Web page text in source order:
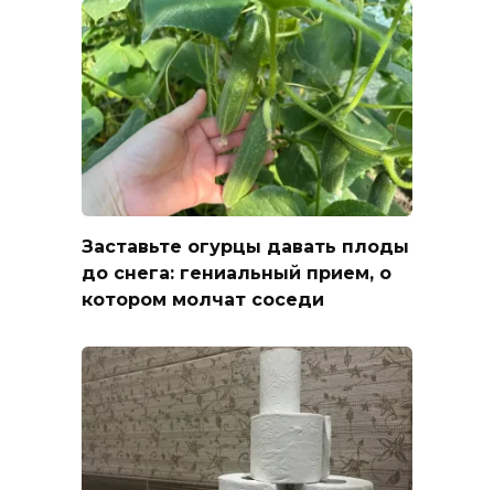
Заставьте огурцы давать плоды
до снега: гениальный прием, о
котором молчат соседи